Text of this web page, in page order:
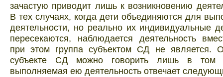
зачастую приводит лишь к возникновению
В тех случаях, когда дети объединяются для
деятельности, но реально их индивидуальные
пересекаются, наблюдается деятельность
при этом группа субъектом СД не является.
субъекте СД можно говорить лишь в том
выполняемая ею деятельность отвечает